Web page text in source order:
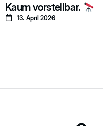
Kaum vorstellbar.
13. April 2026